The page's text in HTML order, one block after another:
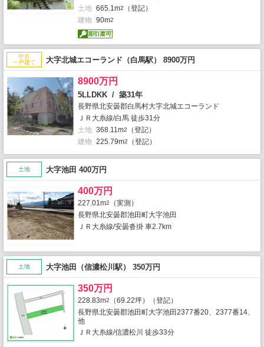
土地 665.1m2
（登記）
建物 90m2
中古
一戸建て
大字北城エコーランド（白馬駅） 8900万円
8900万円
5LLDKK / 築31年
長野県北安曇郡白馬村大字北城エコーランド
ＪＲ大糸線/白馬 徒歩31分
土地 368.11m2
（登記）
建物 225.79m2 （登記）
土地 大字池田 400万円
400万円
227.01m2
（実測）
長野県北安曇郡池田町大字池田
ＪＲ大糸線/安曇沓掛 車2.7km
土地 大字池田（信濃松川駅） 350万円
350万円
228.83m2
（69.22坪）（登記）
長野県北安曇郡池田町大字池田2377番20、2377番14、
他
ＪＲ大糸線/信濃松川 徒歩33分